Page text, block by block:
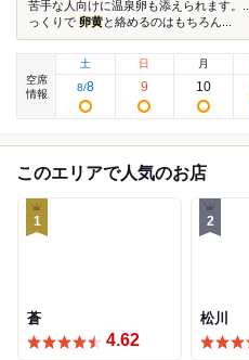
苦手な人向けに温泉卵も添えられます
っくりで 卵黄と絡めるのはもちろん...
空席
情報
土
8/8
日
9
月
10
このエリアで人気のお店
1
蒼
4.62
2
松川